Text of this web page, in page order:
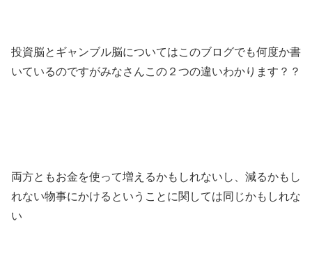
投資脳とギャンブル脳についてはこのブログでも何度か書
いているのですがみなさんこの２つの違いわかります？？
両方ともお金を使って増えるかもしれないし、減るかもし
れない物事にかけるということに関しては同じかもしれな
い